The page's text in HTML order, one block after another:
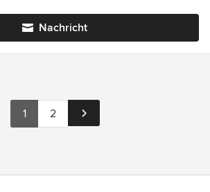
Nachricht
1 2